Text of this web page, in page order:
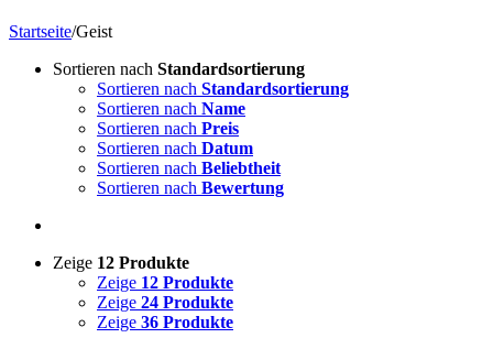
Startseite/Geist
Sortieren nach Standardsortierung
Sortieren nach Standardsortierung
Sortieren nach Name
Sortieren nach Preis
Sortieren nach Datum
Sortieren nach Beliebtheit
Sortieren nach Bewertung
Zeige 12 Produkte
Zeige 12 Produkte
Zeige 24 Produkte
Zeige 36 Produkte